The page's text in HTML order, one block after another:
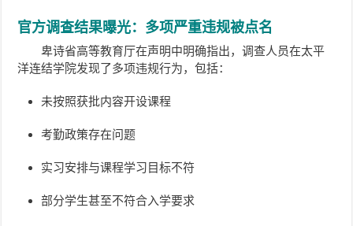
官方调查结果曝光：多项严重违规被点名
卑诗省高等教育厅在声明中明确指出，调查人员在太平
洋连结学院发现了多项违规行为，包括：
未按照获批内容开设课程
考勤政策存在问题
实习安排与课程学习目标不符
部分学生甚至不符合入学要求